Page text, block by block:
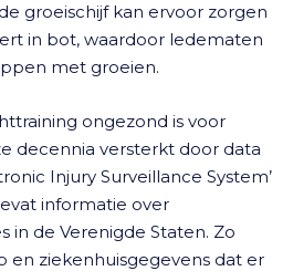
groeischijf kan ervoor zorgen
in bot, waardoor ledematen
met groeien.
ongezond is voor
decennia versterkt door data
Injury Surveillance System’
informatie over
in de Verenigde Staten. Zo
en ziekenhuisgegevens dat er